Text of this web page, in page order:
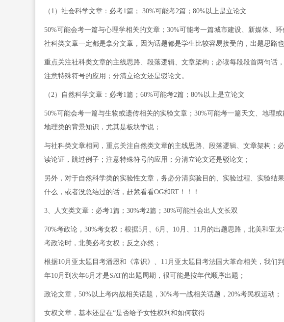
（1）社会科学文章：必考1篇； 30%可能考2篇；80%以上是立论文
50%可能会考一篇与心理学相关的文章；30%可能考一篇城市建设、新媒体、
社科类文章一定都是拿分文章，因为话题都是学生比较容易接受的，出题思路也
重点关注社科类文章的主线思路、段落逻辑、文章架构；必读每段段首两句话
注意特殊符号的应用；分清立论文还是驳论文。
（2）自然科学文章：必考1篇；60%可能考2篇；80%以上是立论文
50%可能会考一篇与生物或遗传相关的实验文章；30%可能考一篇天文、地理
地理类的背景知识，尤其是板块学说；
与社科类文章相同，重点关注自然类文章的主线思路、段落逻辑、文章架构；
读论证，跳过例子；注意特殊符号的应用；分清立论文还是驳论文；
另外，对于自然科学类的实验性文章，务必分清实验目的、实验过程、实验结
什么，或者没总结过的话，赶紧看看OG和RT！！！
3、人文类文章：必考1篇；30%考2篇；30%可能性会出人文长双
70%考政论，30%考女权；根据5月、6月、10月、11月的出题思路，北美和亚
考政论时，北美必考女权；反之亦然；
根据10月亚太题目考潘恩和《常识》、11月亚太题目考法国大革命相关，我们
年10月到次年6月才是SAT的出题周期，很可能是按年代顺序出题；
政论文章，50%以上考内战相关话题，30%考一战相关话题，20%考民权运动；
女权文章，基本还是在“是否给予女性权利和如何获得